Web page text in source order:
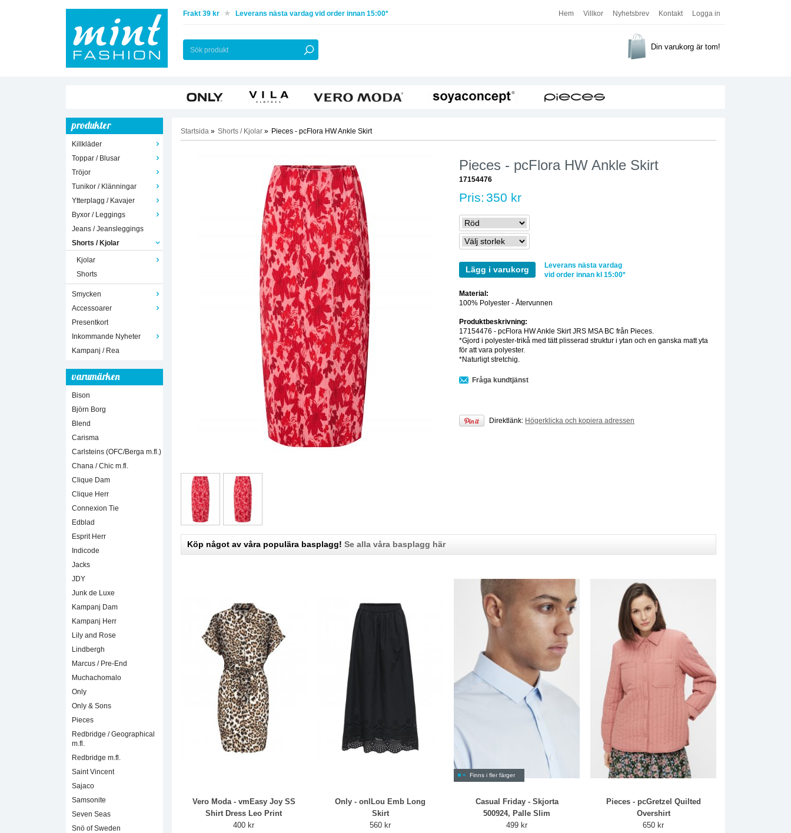
Hem Villkor Nyhetsbrev Kontakt Logga in
Frakt 39 kr Leverans nästa vardag vid order innan 15:00*
Din varukorg är tom!
produkter
Killkläder
Toppar / Blusar
Tröjor
Tunikor / Klänningar
Ytterplagg / Kavajer
Byxor / Leggings
Jeans / Jeansleggings
Shorts / Kjolar
Kjolar
Shorts
Smycken
Accessoarer
Presentkort
Inkommande Nyheter
Kampanj / Rea
varumärken
Bison
Björn Borg
Blend
Carisma
Carlsteins (OFC/Berga m.fl.)
Chana / Chic m.fl.
Clique Dam
Clique Herr
Connexion Tie
Edblad
Esprit Herr
Indicode
Jacks
JDY
Junk de Luxe
Kampanj Dam
Kampanj Herr
Lily and Rose
Lindbergh
Marcus / Pre-End
Muchachomalo
Only
Only & Sons
Pieces
Redbridge / Geographical
m.fl.
Redbridge m.fl.
Saint Vincent
Sajaco
Samsonite
Seven Seas
Snö of Sweden
Startsida » Shorts / Kjolar » Pieces - pcFlora HW Ankle Skirt
Pieces - pcFlora HW Ankle Skirt
17154476
Pris: 350 kr
Lägg i varukorg
Leverans nästa vardag
vid order innan kl 15:00*
Material:
100% Polyester - Återvunnen
Produktbeskrivning:
17154476 - pcFlora HW Ankle Skirt JRS MSA BC från Pieces.
*Gjord i polyester-trikå med tätt plisserad struktur i ytan och en ganska matt yta
för att vara polyester.
*Naturligt stretchig.
Fråga kundtjänst
Direktlänk: Högerklicka och kopiera adressen
Köp något av våra populära basplagg! Se alla våra basplagg här
Vero Moda - vmEasy Joy SS
Shirt Dress Leo Print
400 kr
Only - onlLou Emb Long
Skirt
560 kr
Finns i fler färger
Casual Friday - Skjorta
500924, Palle Slim
499 kr
Pieces - pcGretzel Quilted
Overshirt
650 kr